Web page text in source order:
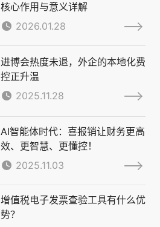
核心作用与意义详解
2026.01.28
进博会热度未退，外企的本地化费
控正升温
2025.11.28
AI智能体时代：喜报销让财务更高
效、更智慧、更懂控！
2025.11.03
增值税电子发票查验工具有什么优
势？